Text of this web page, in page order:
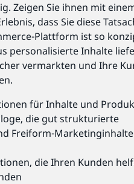
Zeigen Sie ihnen mit
dass Sie diese
Plattform ist so
personalisierte Inhalte
vermarkten und Ihre
für Inhalte und
die gut strukturierte
Freiform-Marketinginhalte
die Ihren Kunden